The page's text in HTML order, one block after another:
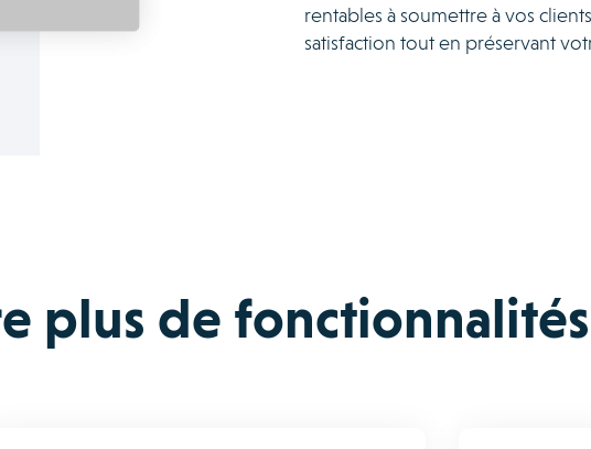
rentables à soumettre à vos
satisfaction tout en préservant
plus de